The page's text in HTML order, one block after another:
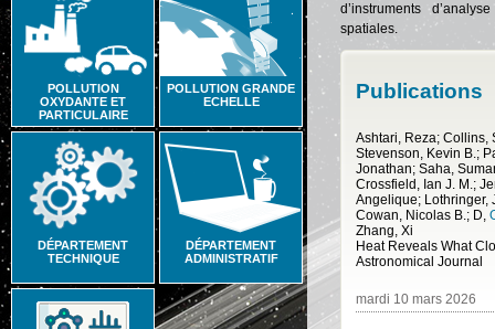
POLLUTION
OXYDANTE ET
PARTICULAIRE
POLLUTION GRANDE
ECHELLE
DÉPARTEMENT
TECHNIQUE
DÉPARTEMENT
ADMINISTRATIF
d’instruments
spatiales.
Publications
Ashtari, Reza; Collins,
Stevenson, Kevin B.;
Jonathan; Saha,
Crossfield, Ian J. M.;
Angelique; Lothringer,
Cowan, Nicolas B.; D,
Zhang, Xi
Astronomical Journal
mardi 10 mars 2026